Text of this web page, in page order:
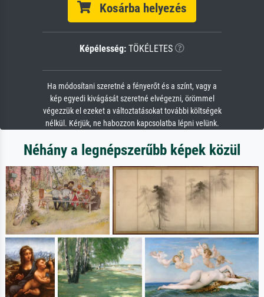
Kosárba helyezés
Képélesség: TÖKÉLETES
Ha módosítani szeretné a fényerőt és a színt, vagy a
kép egyedi kivágását szeretné elvégezni, örömmel
végezzük el ezeket a változtatásokat további költségek
nélkül. Kérjük, ne habozzon kapcsolatba lépni velünk.
Néhány a legnépszerűbb képek közül